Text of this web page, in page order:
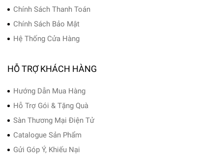
Chính Sách Thanh Toán
Chính Sách Bảo Mật
Hệ Thống Cửa Hàng
HỖ TRỢ KHÁCH HÀNG
Hướng Dẫn Mua Hàng
Hỗ Trợ Gói & Tặng Quà
Sàn Thương Mại Điện Tử
Catalogue Sản Phẩm
Gửi Góp Ý, Khiếu Nại